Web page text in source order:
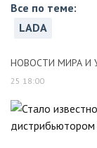
Все по теме:
LADA
НОВОСТИ МИРА И
25 18:00